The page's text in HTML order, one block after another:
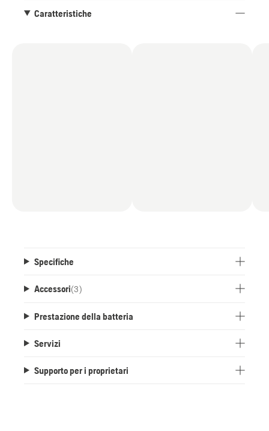
impegnative. Lo standard IPX4 per l’uso in
Caratteristiche
Specifiche
Accessori(3)
Prestazione della batteria
Servizi
Supporto per i proprietari